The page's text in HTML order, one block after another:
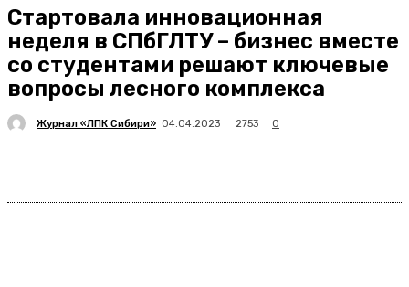
Стартовала инновационная
неделя в СПбГЛТУ – бизнес вместе
со студентами решают ключевые
вопросы лесного комплекса
Журнал «ЛПК Сибири» 04.04.2023 2753 0